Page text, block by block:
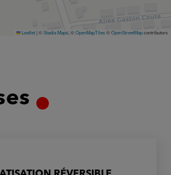
Leaflet| ©Stadia Maps , ©OpenMapTiles©OpenStreetMapcontributors